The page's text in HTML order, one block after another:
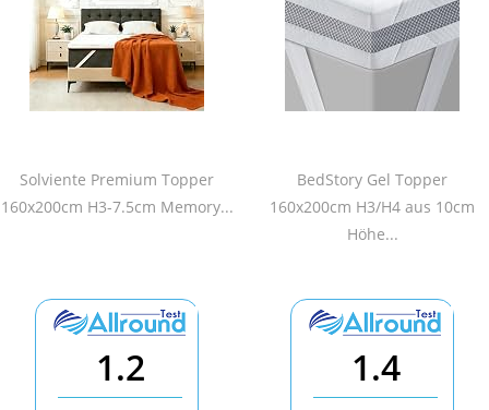
Solviente Premium Topper
160x200cm H3-7.5cm Memory...
BedStory Gel Topper
160x200cm H3/H4 aus 10cm
Höhe...
1.2 1.4